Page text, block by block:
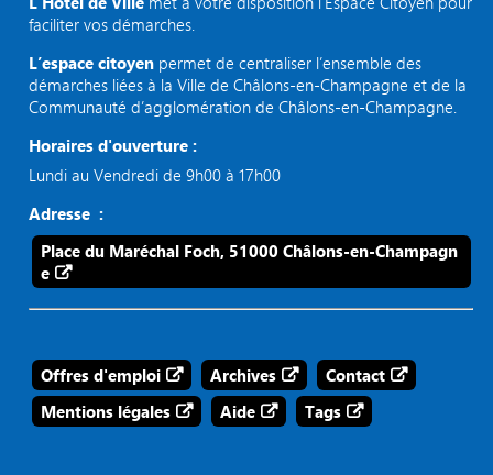
faciliter vos démarches.
L’espace citoyen permet de centraliser l’ensemble des
démarches liées à la Ville de Châlons-en-Champagne et de la
Communauté d’agglomération de Châlons-en-Champagne.
Horaires d'ouverture :
Lundi au Vendredi de 9h00 à 17h00
Adresse :
Place du Maréchal Foch, 51000 Châlons-en-Champagn
e
Offres d'emploi Archives
Contact
Mentions légales
Aide Tags